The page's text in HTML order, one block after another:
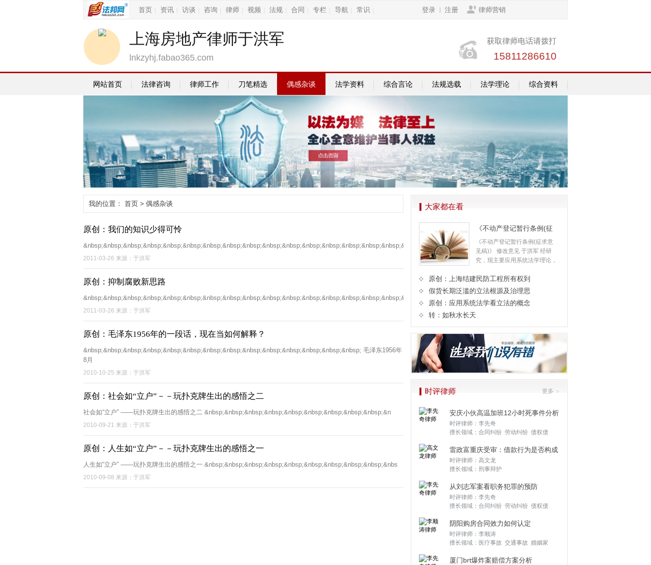
首页 资讯 访谈 咨询 律师 视频 法规 合同 专栏 导航 常识 登录 注册 律师营销
上海房地产律师于洪军
lnkzyhj.fabao365.com
获取律师电话请拨打
15811286610
网站首页 法律咨询 律师工作 刀笔精选 偶感杂谈 法学资料 综合言论 法规选载 法学理论 综合资料
我的位置： 首页 > 偶感杂谈
原创：我们的知识少得可怜
&nbsp;&nbsp;&nbsp;&nbsp;&nbsp;&nbsp;&nbsp;&nbsp;&nbsp;&nbsp;&nbsp;&nbsp;&nbsp;&nbsp;&nbsp;&nbsp;&nbs
2011-03-26 来源：于洪军
原创：抑制腐败新思路
&nbsp;&nbsp;&nbsp;&nbsp;&nbsp;&nbsp;&nbsp;&nbsp;&nbsp;&nbsp;&nbsp;&nbsp;&nbsp;&nbsp;&nbsp;&nbsp;&nbs
2011-03-26 来源：于洪军
原创：毛泽东1956年的一段话，现在当如何解释？
&nbsp;&nbsp;&nbsp;&nbsp;&nbsp;&nbsp;&nbsp;&nbsp;&nbsp;&nbsp;&nbsp;&nbsp;&nbsp;&nbsp; 毛泽东1956年
8月
2010-10-25 来源：于洪军
原创：社会如“立户”－－玩扑克牌生出的感悟之二
社会如“立户” ——玩扑克牌生出的感悟之二 &nbsp;&nbsp;&nbsp;&nbsp;&nbsp;&nbsp;&nbsp;&nbsp;&nbsp;&n
2010-09-21 来源：于洪军
原创：人生如“立户”－－玩扑克牌生出的感悟之一
人生如“立户” ——玩扑克牌生出的感悟之一 &nbsp;&nbsp;&nbsp;&nbsp;&nbsp;&nbsp;&nbsp;&nbsp;&nbsp;&nbs
2010-09-08 来源：于洪军
大家都在看
《不动产登记暂行条例(征
求意见
《不动产登记暂行条例(征求意
见稿)》 修改意见 于洪军 经研
究，现主要应用系统法学理论，
原创：上海结建民防工程所有权到
假货长期泛滥的立法根源及治理思
原创：应用系统法学看立法的概念
转：如秋水长天
时评律师 更多 >
安庆小伙高温加班12小时死事件分析
时评律师：李先奇
擅长领域：合同纠纷 劳动纠纷 债权债
护 外商投资 常年顾问 私人律师
雷政富重庆受审：借款行为是否构成
受贿？
时评律师：高文龙
擅长领域：刑事辩护
从刘志军案看职务犯罪的预防
时评律师：李先奇
擅长领域：合同纠纷 劳动纠纷 债权债
护 外商投资 常年顾问 私人律师
阴阳购房合同效力如何认定
时评律师：李顺涛
擅长领域：医疗事故 交通事故 婚姻家
罪 债权债务 房产纠纷
厦门brt爆炸案赔偿方案分析